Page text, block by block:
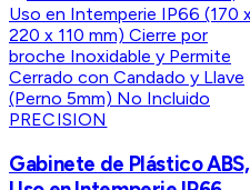
PRECISION
Gabinete de Plástico ABS,